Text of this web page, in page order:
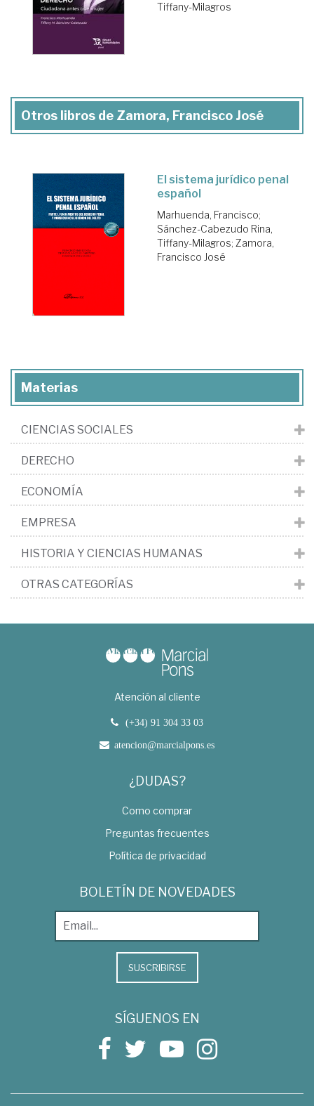
Tiffany-Milagros
Otros libros de Zamora, Francisco José
El sistema jurídico penal
español
Marhuenda, Francisco;
Sánchez-Cabezudo Rina,
Tiffany-Milagros; Zamora,
Francisco José
Materias
CIENCIAS SOCIALES
DERECHO
ECONOMÍA
EMPRESA
HISTORIA Y CIENCIAS HUMANAS
OTRAS CATEGORÍAS
Atención al cliente
(+34) 91 304 33 03
atencion@marcialpons.es
¿DUDAS?
Como comprar
Preguntas frecuentes
Política de privacidad
BOLETÍN DE NOVEDADES
SUSCRIBIRSE
SÍGUENOS EN